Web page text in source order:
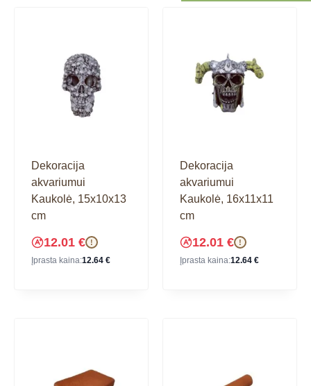
Dekoracija
akvariumui
Kaukolė, 15x10x13
cm
12.01 € !
Įprasta kaina:12.64 €
Dekoracija
akvariumui
Kaukolė, 16x11x11
cm
12.01 € !
Įprasta kaina:12.64 €